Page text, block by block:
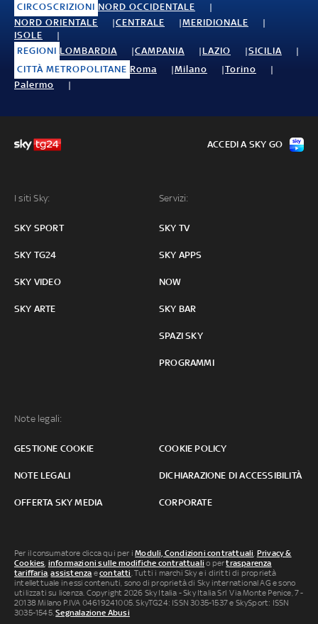
CIRCOSCRIZIONI NORD OCCIDENTALE
NORD ORIENTALE
CENTRALE
MERIDIONALE
ISOLE
REGIONI LOMBARDIA CAMPANIA LAZIO
SICILIA
CITTÀ METROPOLITANE Roma Milano
Torino
Palermo
I siti Sky:
SKY SPORT
SKY TG24
SKY VIDEO
SKY ARTE
Servizi:
SKY TV
SKY APPS
NOW
SKY BAR
SPAZI SKY
PROGRAMMI
Note legali:
GESTIONE COOKIE COOKIE POLICY
NOTE LEGALI DICHIARAZIONE DI ACCESSIBILITÀ
OFFERTA SKY MEDIA CORPORATE
ACCEDI A SKY GO
Per il consumatore clicca qui per iModuli, Condizioni contrattuali, Privacy &
Cookies, informazioni sulle modifiche contrattuali o pertrasparenza
tariffaria,assistenza econtatti. Tutti i marchi Sky e i diritti di proprietà
intellettuale in essi contenuti, sono di proprietà di Sky international AG e sono
utilizzati su licenza. Copyright 2026 Sky Italia - Sky Italia Srl Via Monte Penice, 7 -
20138 Milano P.IVA 04619241005. SkyTG24: ISSN 3035-1537 e SkySport: ISSN
3035-1545.Segnalazione Abusi